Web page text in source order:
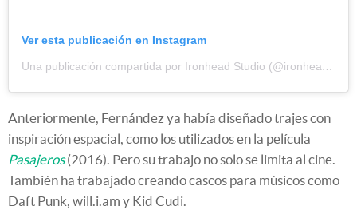
Ver esta publicación en Instagram
Una publicación compartida por Ironhead Studio (@ironhead_studio)
Anteriormente, Fernández ya había diseñado trajes con
inspiración espacial, como los utilizados en la película
Pasajeros(2016). Pero su trabajo no solo se limita al cine.
También ha trabajado creando cascos para músicos como
Daft Punk, will.i.am y Kid Cudi.